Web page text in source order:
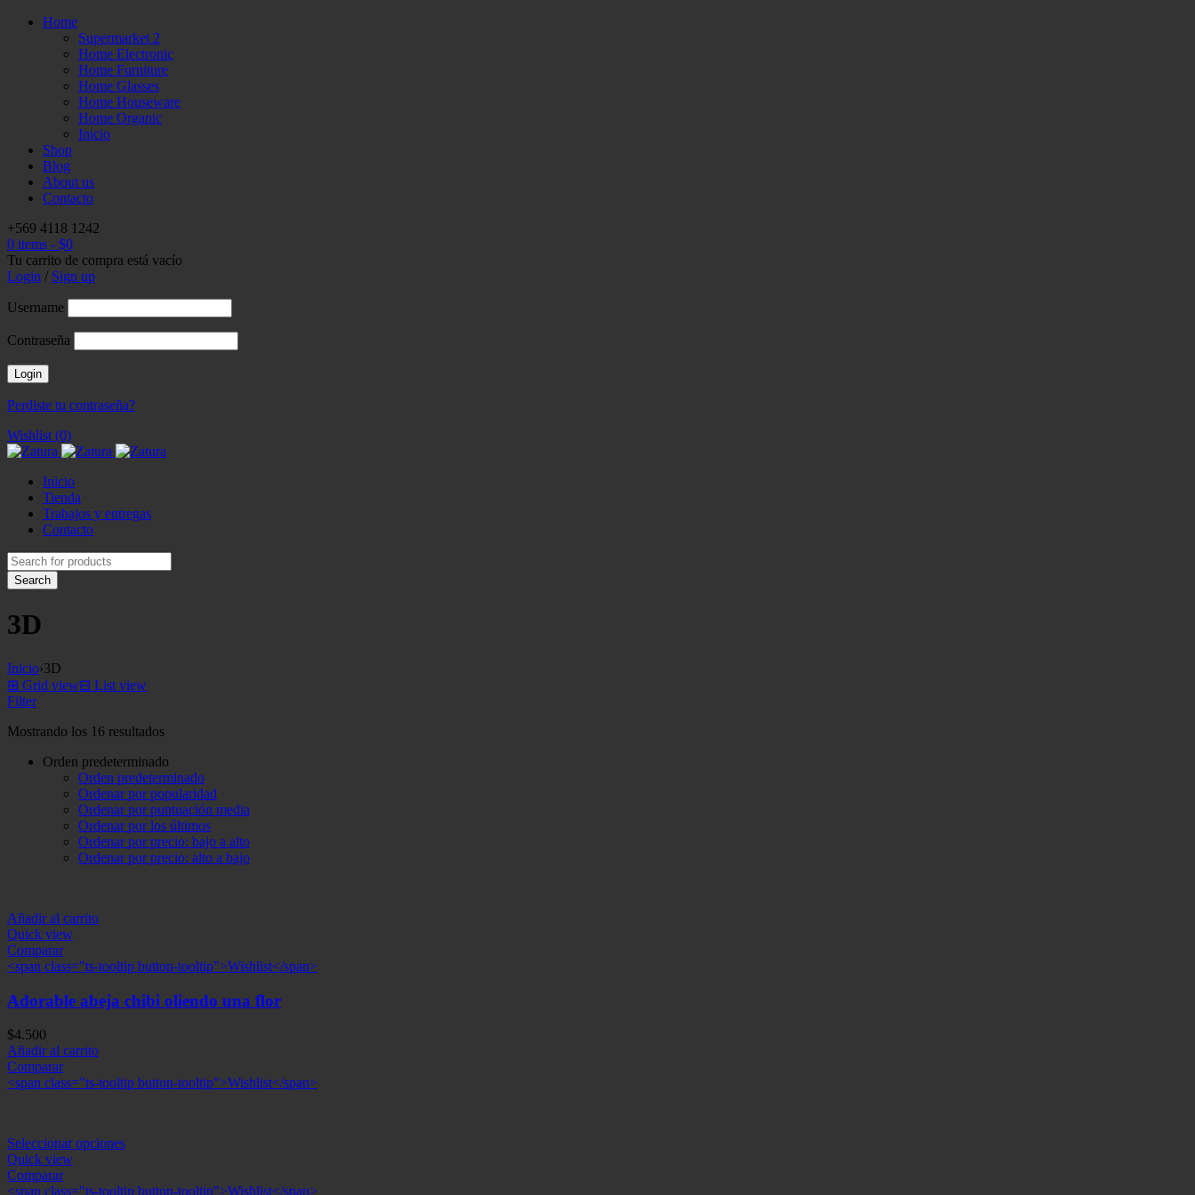
Home
Supermarket 2
Home Electronic
Home Furniture
Home Glasses
Home Houseware
Home Organic
Inicio
Shop
Blog
About us
Contacto
+569 4118 1242
0 items - $0
Tu carrito de compra está vacío
Login / Sign up
Username
Contraseña
Perdiste tu contraseña?
Wishlist (0)
Inicio
Tienda
Trabajos y entregas
Contacto
3D
Inicio›3D
⊞ Grid view⊟ List view
Filter
Mostrando los 16 resultados
Orden predeterminado
Orden predeterminado
Ordenar por popularidad
Ordenar por puntuación media
Ordenar por los últimos
Ordenar por precio: bajo a alto
Ordenar por precio: alto a bajo
Añadir al carrito
Quick view
Comparar
<span class="ts-tooltip button-tooltip">Wishlist</span>
Adorable abeja chibi oliendo una flor
$4.500
Añadir al carrito
Comparar
<span class="ts-tooltip button-tooltip">Wishlist</span>
Seleccionar opciones
Quick view
Comparar
<span class="ts-tooltip button-tooltip">Wishlist</span>